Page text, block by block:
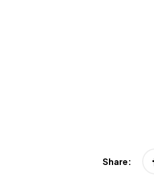
Share: